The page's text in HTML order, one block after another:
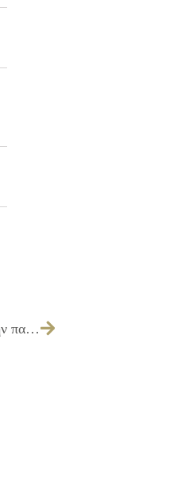
319/2015 – Έγκριση πίστωσης ποσού 150,86 € για αποζημίωση για την παραλαβή ηλεκτρονικού αρχείου από ΔΕΔΔΗΕ